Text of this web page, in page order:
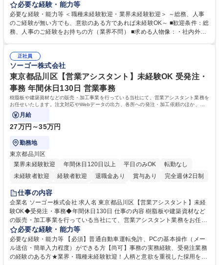
します。 ＜具体的には＞ ・総務/人事労務（給与・社保・勤怠管理など）
・採用・教育研修 ・福利厚生運用 など ※基本的には事務所勤務ですが、
採用や教育等の業務内容により、関西圏以外への日帰り・宿泊を伴う国内
出張もございます。 ※担当業務を持ちつつ、お互いに助け合いながら、総
必要な経験・能力等
必要な経験・能力等 ＜職種未経験歓迎・業界未経験歓迎＞ ～総務、人事
のご経験が無い方でも、意欲のある方であれば未経験OK～ ■歓迎条件：総
務、人事のご経験をお持ちの方（業界不問） ■求める人物像：・社内外の
正社員
ソーゴー株式会社
東京都品川区【営業アシスタント】未経験OK 受発注・
事務 年間休日130日 営業事務
樹脂板や建築資材などの販売・加工事業を行っている当社にて、営業アシスタント業務を
お任せいたします。注文対応やWebデータの出力、各所への発注・加工依頼のほか、電
話・メール対応等の事務業務を担当します。
月給
27万円～35万円
勤務地
東京都品川区
業界未経験歓迎
年間休日120日以上 平日のみOK
転勤なし
未経験者歓迎
経験者歓迎 退職金あり 賞与あり
完全週休2日制
交通費支給
仕事の内容
企業名 ソーゴー株式会社 求人名 東京都品川区【営業アシスタント】未経
験OK◆受発注・事務◆年間休日130日 仕事の内容 樹脂板や建築資材など
の販売・加工事業を行っている当社にて、営業アシスタント業務をお任せ
いたします。注文対応やWebデータの出力、各所への発注・加工依頼のほ
か、電話・メール対応等の事務業務を担当します。 ■受注・発注業務：FA
Xによる注文対応、Web発注データのプリントアウト、各仕入先・協力会
社への発注および加工依頼等 ■納品書・請求書の作成および発送手配 ■商
必要な経験・能力等
必要な経験・能力等 【必須】普通自動車運転免許、PCの基本操作（メー
ル送信・簡単入力程度）ができる方【尚可】事務の実務経験、受発注業務
の経験のある方★業界・職種未経験歓迎！人柄と意欲を重視した採用を行